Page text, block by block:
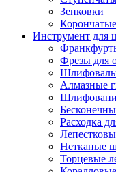
Зенковки
Инструмент для
Фрезы для
Алмазные
Расходка
Нетканые
Торцевые